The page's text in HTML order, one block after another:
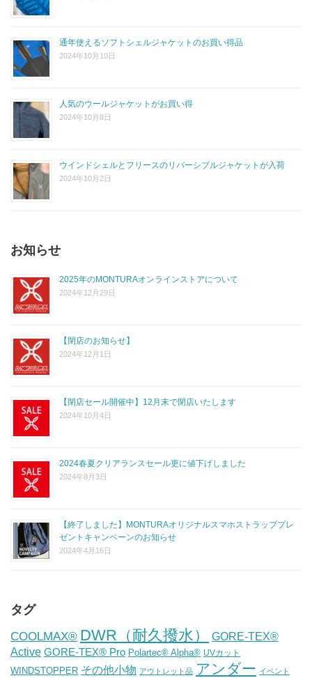
通年使えるソフトシェルジャケットのお買い得品
2024年10月10日
人気のウールジャケットがお買い得
2024年10月8日
ウインドシェルとフリースのリバーシブルジャケットが入荷
2024年10月2日
お知らせ
2025年のMONTURAオンラインストアについて
2024年12月29日
【閉店のお知らせ】
2024年12月1日
【閉店セール開催中】12月末で閉店いたします
2024年10月4日
2024春夏クリアランスセール更に値下げしました
2024年8月3日
【終了しました】MONTURAオリジナルスマホストラッププレ
ゼントキャンペーンのお知らせ
2024年4月16日
タグ
COOLMAX® DWR（耐久撥水）
GORE-TEX®
Active GORE-TEX® Pro Polartec® Alpha® UVカット
WINDSTOPPER その他小物 アウトレット品 アンダー イベント